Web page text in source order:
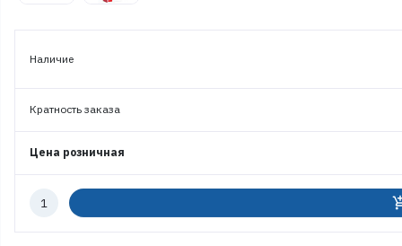
Наличие
Кратность заказа
Цена розничная
Количество